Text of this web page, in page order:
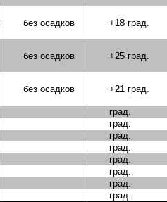
без осадков +18 град.
без осадков +25 град.
без осадков +21 град.
град.
град.
град.
град.
град.
град.
град.
град.